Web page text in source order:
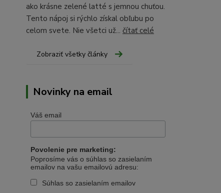
ako krásne zelené latté s jemnou chuťou.
Tento nápoj si rýchlo získal obľubu po
celom svete. Nie všetci už... čítať celé
Zobraziť všetky články
Novinky na email
Váš email
Povolenie pre marketing:
Poprosíme vás o súhlas so zasielaním
emailov na vašu emailovú adresu:
Súhlas so zasielaním emailov